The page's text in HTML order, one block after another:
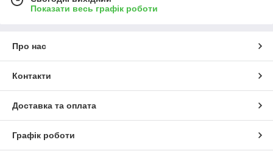
Показати весь графік роботи
Про нас
Контакти
Доставка та оплата
Графік роботи